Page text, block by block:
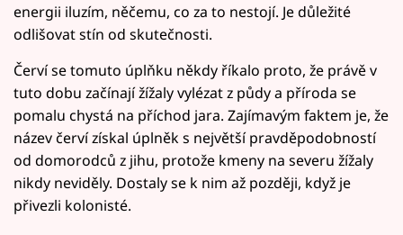
energii iluzím, něčemu, co za to nestojí. Je důležité
odlišovat stín od skutečnosti.
Červí se tomuto úplňku někdy říkalo proto, že právě v
tuto dobu začínají žížaly vylézat z půdy a příroda se
pomalu chystá na příchod jara. Zajímavým faktem je, že
název červí získal úplněk s největší pravděpodobností
od domorodců z jihu, protože kmeny na severu žížaly
nikdy neviděly. Dostaly se k nim až později, když je
přivezli kolonisté.